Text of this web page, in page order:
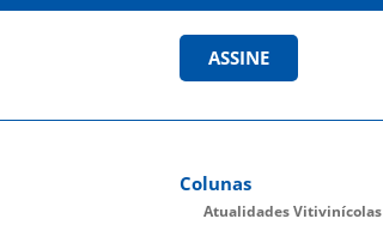
ASSINE
Colunas
Atualidades Vitivinícolas